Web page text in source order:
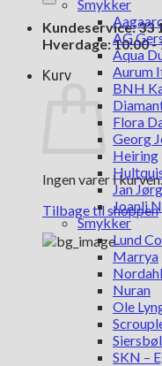
Kundeservice: 33
Hverdage: 10:00 -
Kurv
Ingen varer i kurven.
Tilbage til shoppen
Smykker
AG
Aqua
Aurum
BNH
Flora
Georg
Heiring
Jan
Joanli
Smykker
Lund
Marrya
Nuran
Ole
Siersbøl
SKN –